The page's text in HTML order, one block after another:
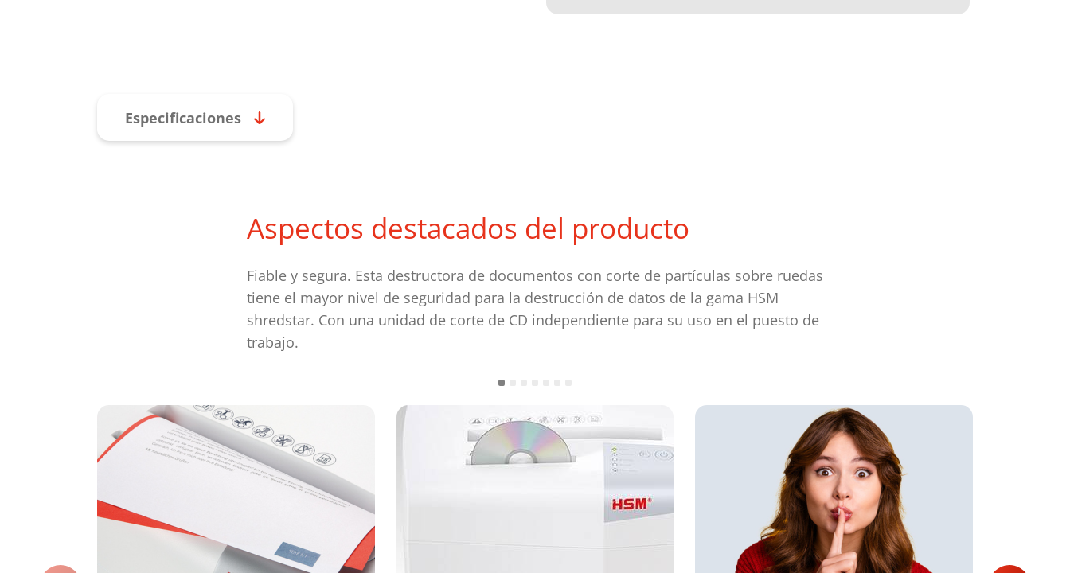
Especificaciones
Aspectos destacados del producto
Fiable y segura. Esta destructora de documentos con corte de partículas sobre ruedas
tiene el mayor nivel de seguridad para la destrucción de datos de la gama HSM
shredstar. Con una unidad de corte de CD independiente para su uso en el puesto de
trabajo.